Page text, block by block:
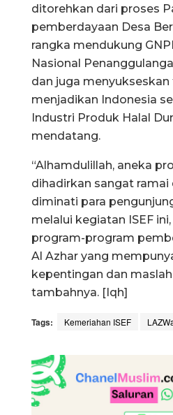
ditorehkan dari proses
pemberdayaan Desa
rangka mendukung
Nasional
dan juga
menjadikan Indonesia
Industri Produk Halal
mendatang.
“Alhamdulillah, aneka
dihadirkan sangat ramai
diminati para
melalui kegiatan ISEF
program-program
Al Azhar yang
kepentingan dan
tambahnya. [Iqh]
Tags: Kemeriahan ISEF